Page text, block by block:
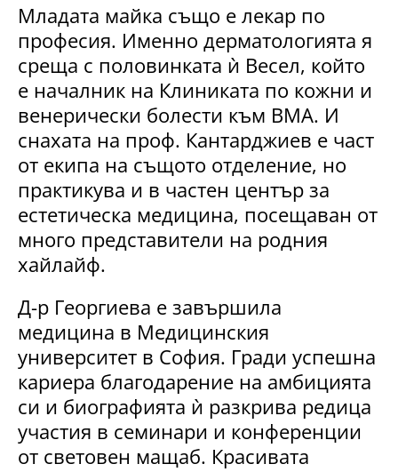
Младата майка също е лекар по
професия. Именно дерматологията я
среща с половинката ѝ Весел, който
е началник на Клиниката по кожни и
венерически болести към ВМА. И
снахата на проф. Кантарджиев е част
от екипа на същото отделение, но
практикува и в частен център за
естетическа медицина, посещаван от
много представители на родния
хайлайф.
Д-р Георгиева е завършила
медицина в Медицинския
университет в София. Гради успешна
кариера благодарение на амбицията
си и биографията ѝ разкрива редица
участия в семинари и конференции
от световен мащаб. Красивата